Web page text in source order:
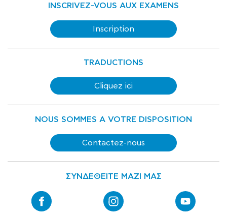
INSCRIVEZ-VOUS AUX EXAMENS
Inscription
TRADUCTIONS
Cliquez ici
NOUS SOMMES A VOTRE DISPOSITION
Contactez-nous
ΣΥΝΔΕΘΕΙΤΕ ΜΑΖΙ ΜΑΣ